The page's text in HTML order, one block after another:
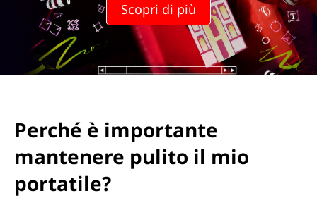
Scopri di più
Perché è importante
mantenere pulito il mio
portatile?